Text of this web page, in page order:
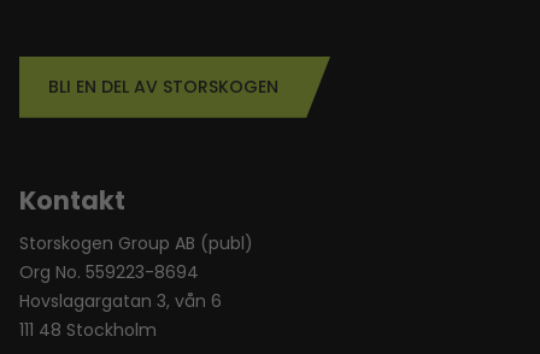
BLI EN DEL AV STORSKOGEN
Kontakt
Storskogen Group AB (publ)
Org No. 559223-8694
Hovslagargatan 3, vån 6
111 48 Stockholm